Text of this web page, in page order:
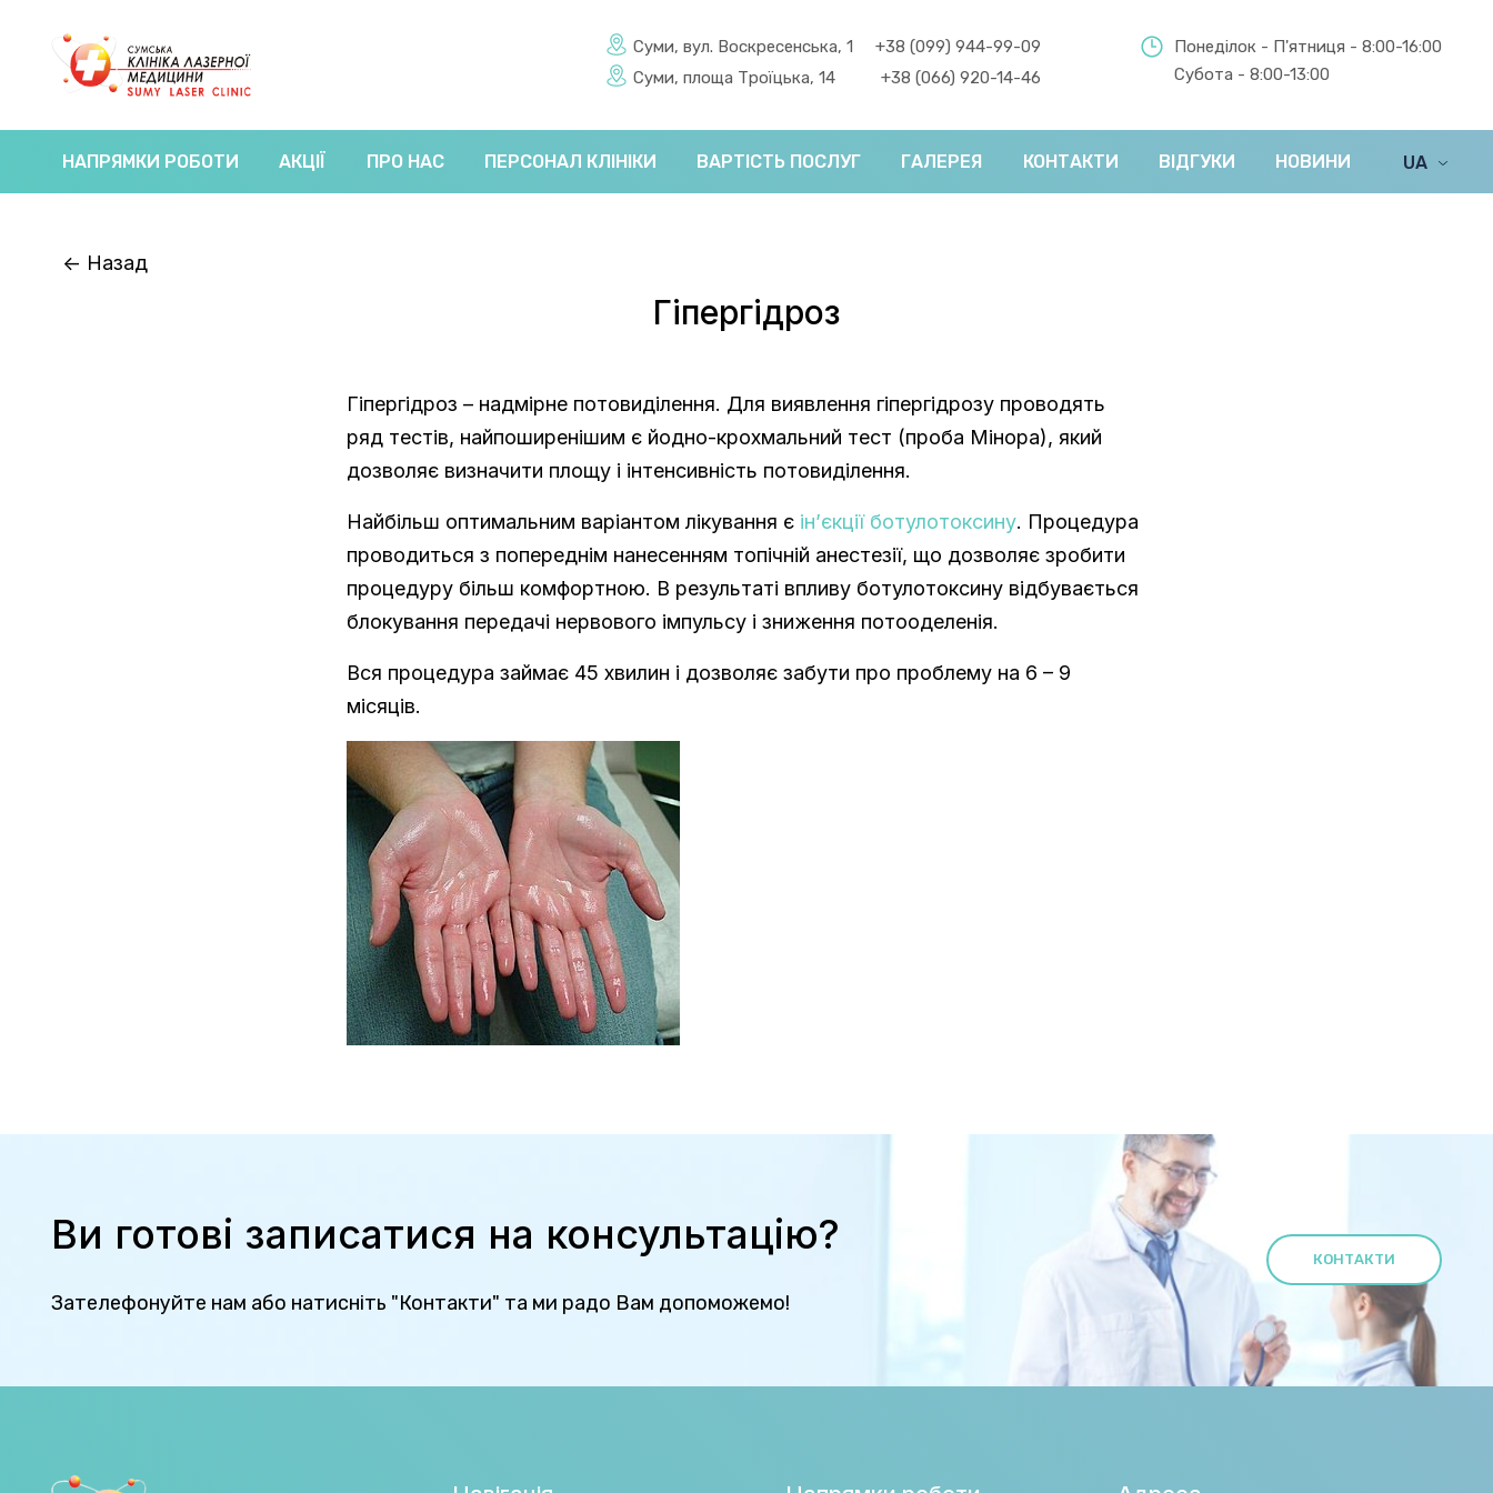
Суми, вул. Воскресенська, 1
+38 (099) 944-99-09
Суми, площа Троїцька, 14
+38 (066) 920-14-46
Понеділок - П'ятниця - 8:00-16:00
Субота - 8:00-13:00
НАПРЯМКИ РОБОТИ АКЦІЇ ПРО НАС ПЕРСОНАЛ КЛІНІКИ ВАРТІСТЬ ПОСЛУГ ГАЛЕРЕЯ КОНТАКТИ ВІДГУКИ НОВИНИ
UA
EN
<- Назад
Гіпергідроз
Гіпергідроз – надмірне потовиділення. Для виявлення гіпергідрозу проводять
ряд тестів, найпоширенішим є йодно-крохмальний тест (проба Мінора), який
дозволяє визначити площу і інтенсивність потовиділення.
Найбільш оптимальним варіантом лікування є ін’єкції ботулотоксину. Процедура
проводиться з попереднім нанесенням топічній анестезії, що дозволяє зробити
процедуру більш комфортною. В результаті впливу ботулотоксину відбувається
блокування передачі нервового імпульсу і зниження потооделенія.
Вся процедура займає 45 хвилин і дозволяє забути про проблему на 6 – 9
місяців.
Ви готові записатися на консультацію?
Зателефонуйте нам або натисніть "Контакти" та ми радо Вам допоможемо!
КОНТАКТИ